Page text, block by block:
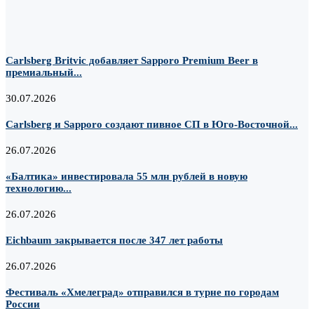
Carlsberg Britvic добавляет Sapporo Premium Beer в
премиальный...
30.07.2026
Carlsberg и Sapporo создают пивное СП в Юго-Восточной...
26.07.2026
«Балтика» инвестировала 55 млн рублей в новую
технологию...
26.07.2026
Eichbaum закрывается после 347 лет работы
26.07.2026
Фестиваль «Хмелеград» отправился в турне по городам
России